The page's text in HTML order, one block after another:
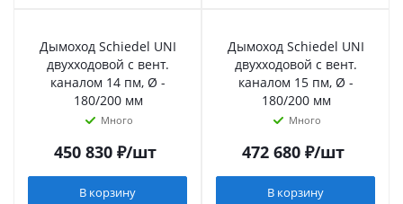
Дымоход Schiedel UNI
двухходовой с вент.
каналом 14 пм, Ø -
180/200 мм
Много
450 830₽/шт
В корзину
Дымоход Schiedel UNI
двухходовой с вент.
каналом 15 пм, Ø -
180/200 мм
Много
472 680₽/шт
В корзину